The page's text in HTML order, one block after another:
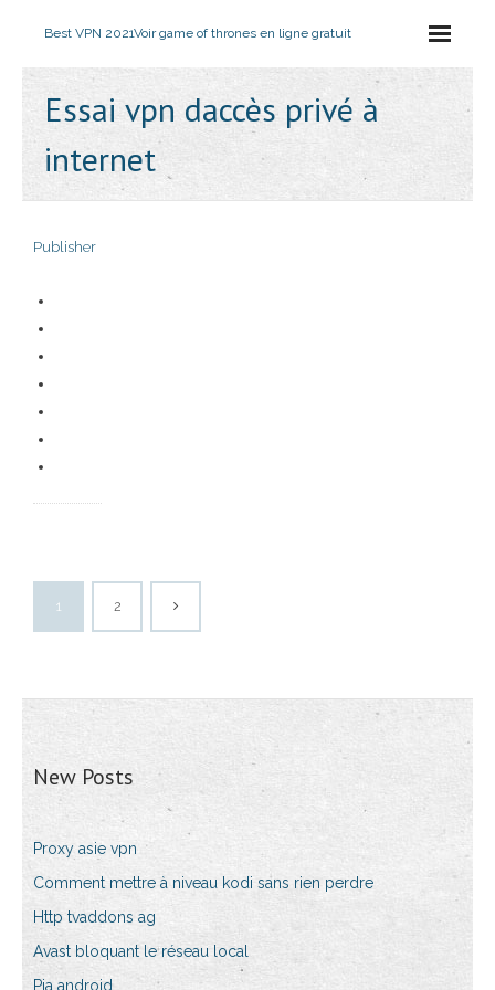
Best VPN 2021Voir game of thrones en ligne gratuit
Essai vpn daccès privé à
internet
Publisher
1 2
New Posts
Proxy asie vpn
Comment mettre à niveau kodi sans rien perdre
Http tvaddons ag
Avast bloquant le réseau local
Pia android